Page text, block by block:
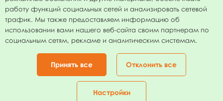
Корзина
Воздушные шары ассорти
рис. Вместе навсегда! 10 шт
12"/30см
167.00руб.
работу функций социальных сетей и анализировать сетевой
трафик. Мы также предоставляем информацию об
использовании вами нашего веб-сайта своим партнерам по
социальным сетям, рекламе и аналитическим системам.
Принять все Отклонить все
Настройки